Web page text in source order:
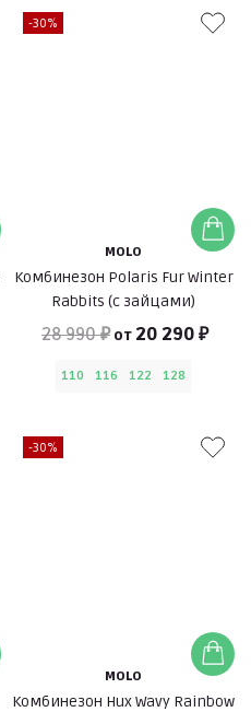
-30%
MOLO
Комбинезон Polaris Fur Winter
Rabbits (с зайцами)
28 990 ₽ от 20 290 ₽
110 116 122 128
-30%
MOLO
Комбинезон Hux Wavy Rainbow